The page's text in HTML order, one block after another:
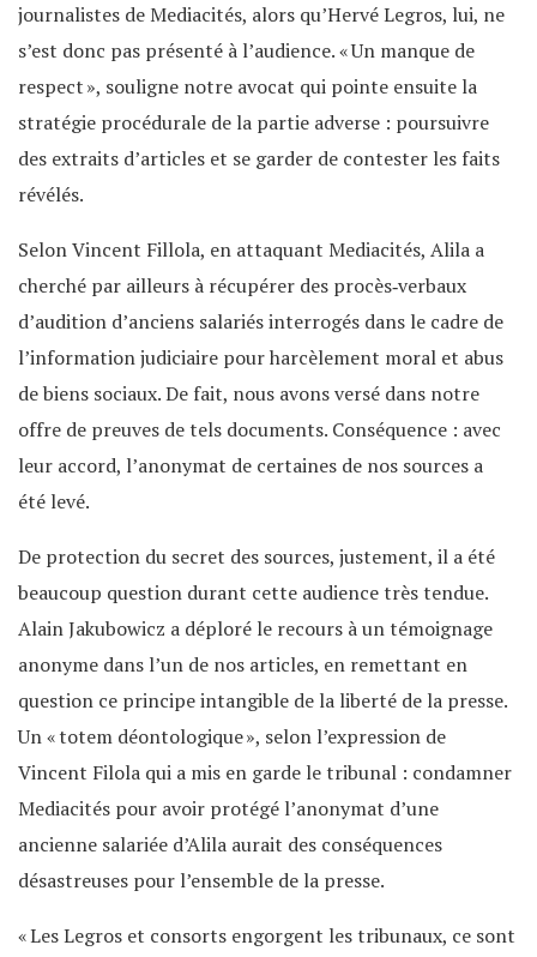
journalistes de Mediacités, alors qu’Hervé Legros, lui, ne
s’est donc pas présenté à l’audience. « Un manque de
respect », souligne notre avocat qui pointe ensuite la
stratégie procédurale de la partie adverse : poursuivre
des extraits d’articles et se garder de contester les faits
révélés.
Selon Vincent Fillola, en attaquant Mediacités, Alila a
cherché par ailleurs à récupérer des procès‐verbaux
d’audition d’anciens salariés interrogés dans le cadre de
l’information judiciaire pour harcèlement moral et abus
de biens sociaux. De fait, nous avons versé dans notre
offre de preuves de tels documents. Conséquence : avec
leur accord, l’anonymat de certaines de nos sources a
été levé.
De protection du secret des sources, justement, il a été
beaucoup question durant cette audience très tendue.
Alain Jakubowicz a déploré le recours à un témoignage
anonyme dans l’un de nos articles, en remettant en
question ce principe intangible de la liberté de la presse.
Un « totem déontologique », selon l’expression de
Vincent Filola qui a mis en garde le tribunal : condamner
Mediacités pour avoir protégé l’anonymat d’une
ancienne salariée d’Alila aurait des conséquences
désastreuses pour l’ensemble de la presse.
« Les Legros et consorts engorgent les tribunaux, ce sont